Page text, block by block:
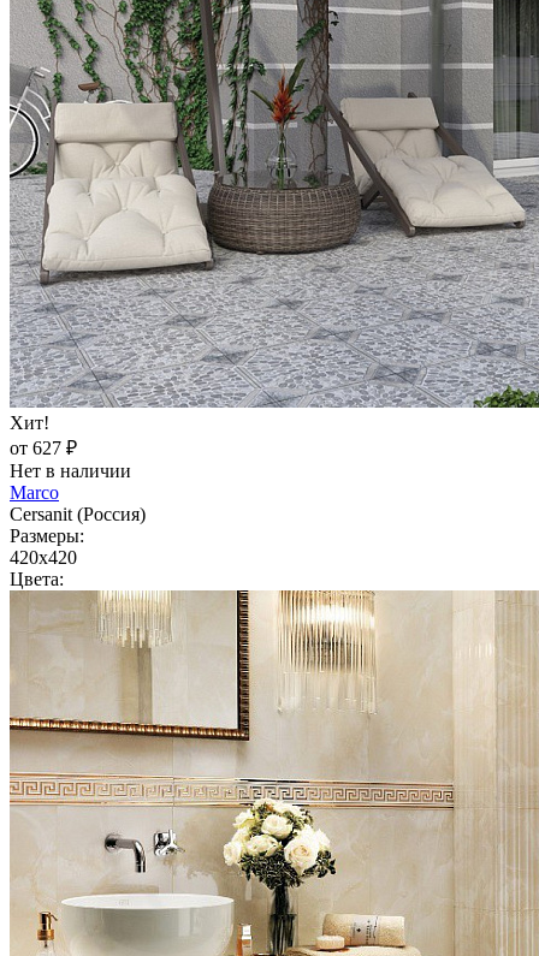
Хит!
от 627 ₽
Нет в наличии
Marco
Cersanit (Россия)
Размеры:
420x420
Цвета: